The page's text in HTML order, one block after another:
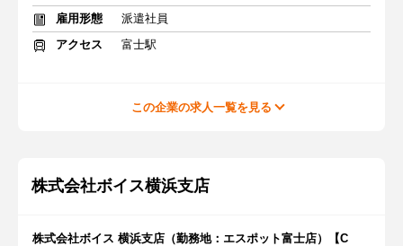
雇用形態
派遣社員
アクセス
富士駅
この企業の求人一覧を見る
株式会社ボイス横浜支店
株式会社ボイス 横浜支店（勤務地：エスポット富士店）【C